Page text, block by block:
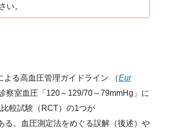
い。
る高血圧管理ガイドライン （Eur
察室血圧「120～129/70～79mmHg」に
較試験（RCT）の1つが
る。血圧測定法をめぐる誤解（後述）や